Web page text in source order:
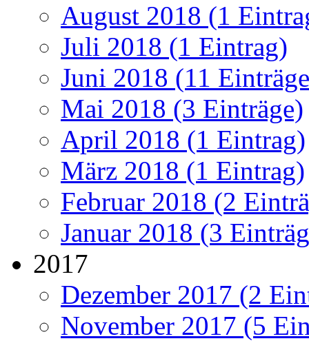
August 2018 (1
Juli 2018 (1 Eintrag)
Juni 2018 (11
Mai 2018 (3 Einträge)
April 2018 (1 Eintrag)
März 2018 (1 Eintrag)
Februar 2018 (2
Januar 2018 (3
2017
Dezember 2017 (2
November 2017 (5